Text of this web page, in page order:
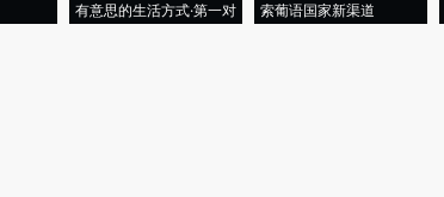
有意思的生活方式·第一对
索葡语国家新渠道